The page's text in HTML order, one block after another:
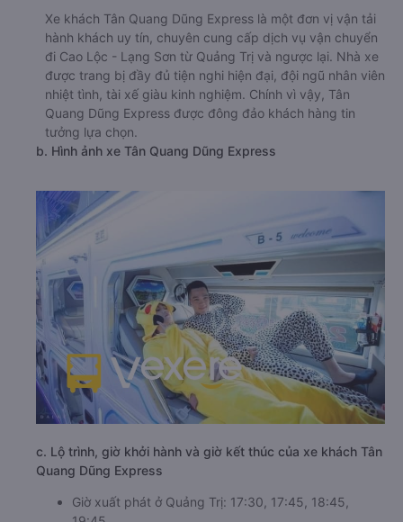
Xe khách Tân Quang Dũng Express là một đơn vị vận tải
hành khách uy tín, chuyên cung cấp dịch vụ vận chuyển
đi Cao Lộc - Lạng Sơn từ Quảng Trị và ngược lại. Nhà xe
được trang bị đầy đủ tiện nghi hiện đại, đội ngũ nhân viên
nhiệt tình, tài xế giàu kinh nghiệm. Chính vì vậy, Tân
Quang Dũng Express được đông đảo khách hàng tin
tưởng lựa chọn.
b. Hình ảnh xe Tân Quang Dũng Express
c. Lộ trình, giờ khởi hành và giờ kết thúc của xe khách Tân
Quang Dũng Express
Giờ xuất phát ở Quảng Trị: 17:30, 17:45, 18:45,